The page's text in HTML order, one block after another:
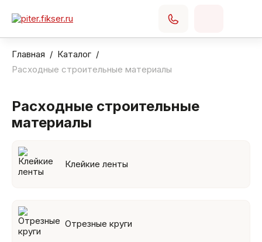
Главная
Каталог
Расходные строительные материалы
Расходные строительные
материалы
Клейкие ленты
Отрезные круги